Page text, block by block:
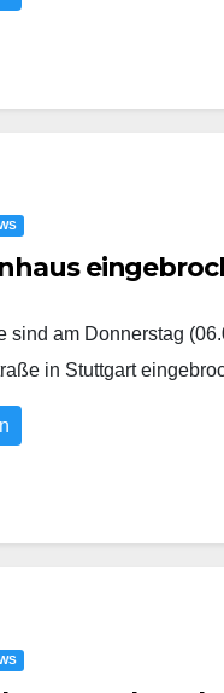
sind am Donnerstag
in Stuttgart